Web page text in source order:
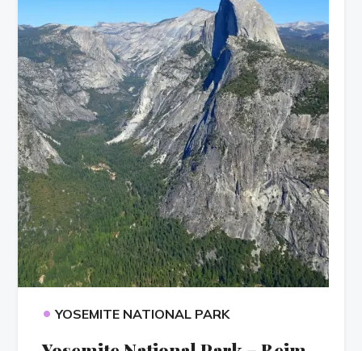
• YOSEMITE NATIONAL PARK